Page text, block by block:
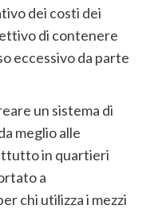
dei costi dei
di contenere
eccessivo da parte
un sistema di
meglio alle
in quartieri
a
chi utilizza i mezzi